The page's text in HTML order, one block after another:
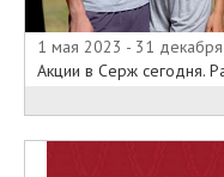
1 мая 2023 - 31
Акции в Серж сегодня.